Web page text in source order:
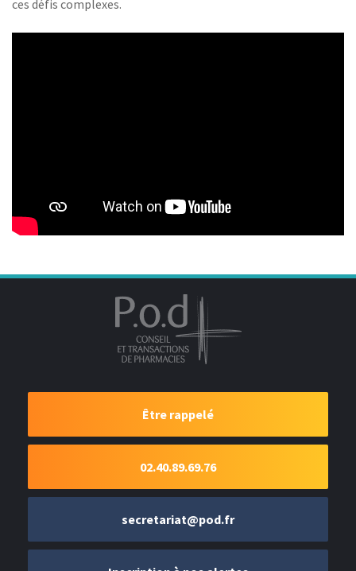
ces défis complexes.
Être rappelé
02.40.89.69.76
secretariat@pod.fr